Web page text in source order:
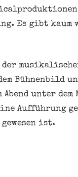
Es gibt
Bühnenbild
unter
Aufführung
ist.